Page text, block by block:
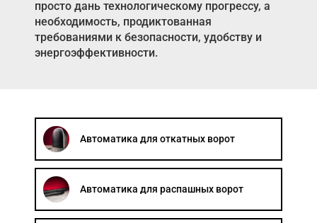
Комплектующие
Маркизы
Окна, порталы, двери
Акции
Примеры работ
Сервис
Ремонт
просто дань технологическому прогрессу, а
необходимость, продиктованная
требованиями к безопасности, удобству и
энергоэффективности.
Автоматика для откатных ворот
Автоматика для распашных ворот